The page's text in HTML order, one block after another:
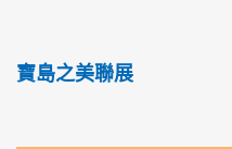
寶島之美聯展